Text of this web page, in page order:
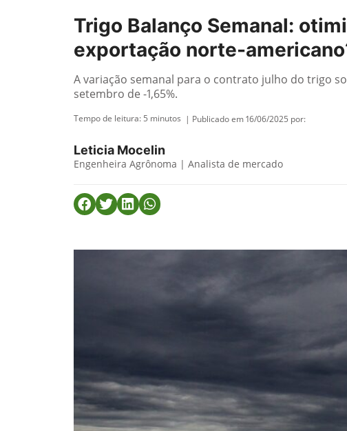
Trigo Balanço Semanal:
exportação norte-
A variação semanal para o contrato julho do trigo
setembro de -1,65%.
Tempo de leitura: 5 minutos | Publicado em 16/06/2025 por:
Leticia Mocelin
Engenheira Agrônoma | Analista de mercado